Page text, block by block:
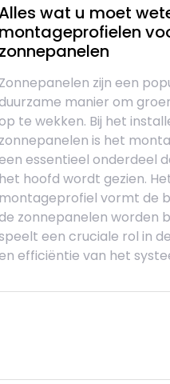
wat u moet
montageprofielen
zonnepanelen
Zonnepanelen zijn een
manier om
te wekken. Bij het
zonnepanelen is het
essentieel onderdeel
het hoofd wordt gezien.
montageprofiel vormt de
zonnepanelen worden
een cruciale rol in
efficiëntie van het